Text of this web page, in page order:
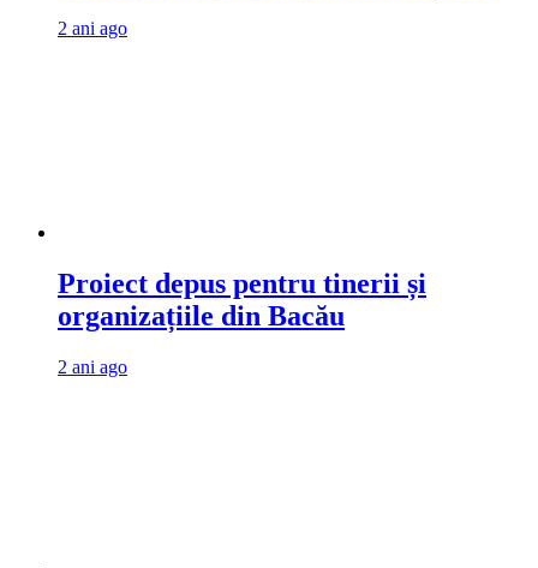
2 ani ago
Proiect depus pentru tinerii și
organizațiile din Bacău
2 ani ago